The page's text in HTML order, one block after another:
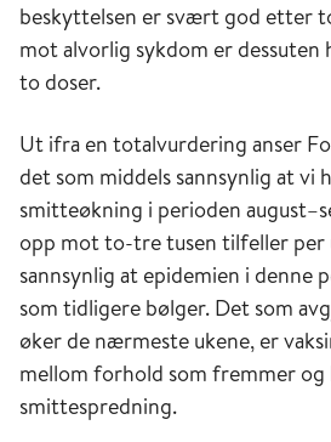
beskyttelsen er svært god etter
mot alvorlig sykdom er dessuten
to doser.
Ut ifra en totalvurdering anser
det som middels sannsynlig at vi
smitteøkning i perioden
opp mot to-tre tusen tilfeller per
sannsynlig at epidemien i denne
som tidligere bølger. Det som
øker de nærmeste ukene, er
mellom forhold som fremmer og
smittespredning.